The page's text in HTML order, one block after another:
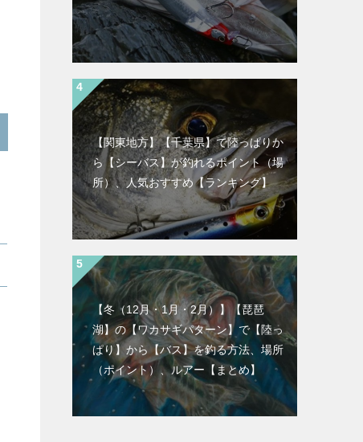
【関東地方】【千葉県】で陸っぱりか
ら【シーバス】が釣れるポイント（場
所）、人気おすすめ【ランキング】
【冬（12月・1月・2月）】【琵琶
湖】の【ワカサギパターン】で【陸っ
ぱり】から【バス】を釣る方法、場所
（ポイント）、ルアー【まとめ】